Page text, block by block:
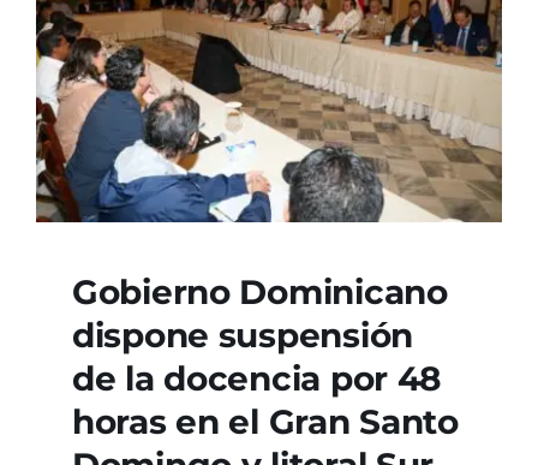
Gobierno Dominicano
dispone suspensión
de la docencia por 48
horas en el Gran Santo